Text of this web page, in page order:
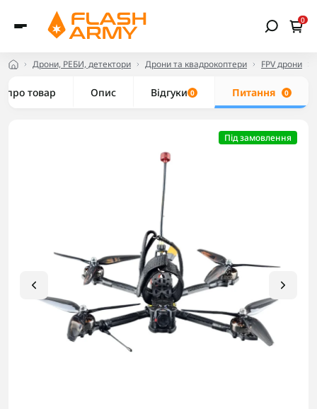
0
Дрони, РЕБИ, детектори Дрони та квадрокоптери FPV дрони
про товар Опис Відгуки 0 Питання 0
Під замовлення